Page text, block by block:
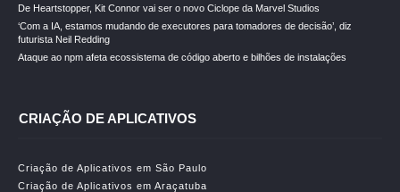
De Heartstopper, Kit Connor vai ser o novo Ciclope da Marvel Studios
‘Com a IA, estamos mudando de executores para tomadores de decisão’, diz
futurista Neil Redding
Ataque ao npm afeta ecossistema de código aberto e bilhões de instalações
CRIAÇÃO DE APLICATIVOS
Criação de Aplicativos em São Paulo
Criação de Aplicativos em Araçatuba